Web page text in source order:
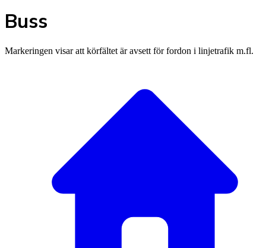
Buss
Markeringen visar att körfältet är avsett för fordon i linjetrafik m.fl.